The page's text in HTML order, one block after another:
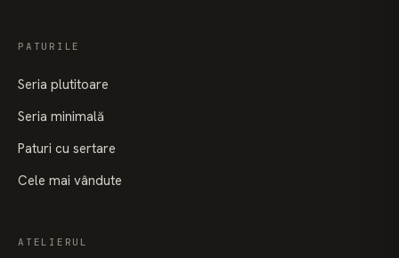
PATURILE
Seria plutitoare
Seria minimală
Paturi cu sertare
Cele mai vândute
ATELIERUL